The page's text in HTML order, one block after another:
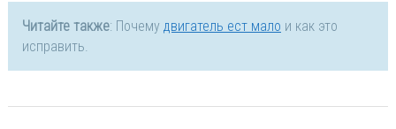
Читайте также: Почему двигатель ест мало и как это
исправить.